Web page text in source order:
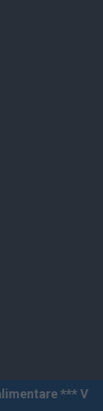
angro și